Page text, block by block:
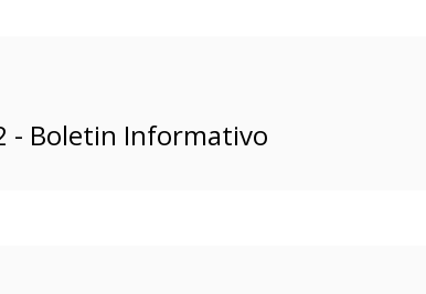
- Boletin Informativo